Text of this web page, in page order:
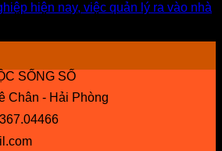
hiện nay, việc quản lý ra vào nhà
SỐNG SỐ
Chân - Hải Phòng